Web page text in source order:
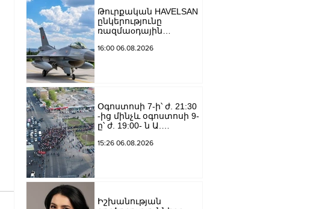
Թուրքական HAVELSAN
ընկերությունը
ռազմաoդային
կառավարման
16:00 06.08.2026
Օգոստոսի 7-ի՝ ժ. 21:30
-ից մինչև օգոստոսի 9-
ը՝ ժ. 19:00- ն Ա.
Մանկավարժական
փակ է լինելու
15:26 06.08.2026
Իշխանության